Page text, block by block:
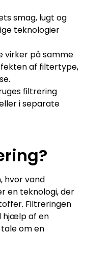
smag, lugt og
teknologier
virker på samme
af filtertype,
filtrering
i separate
hvor vand
en teknologi, der
Filtreringen
hjælp af en
om en